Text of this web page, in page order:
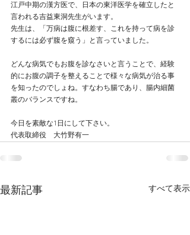
江戸中期の漢方医で、日本の東洋医学を確立したと
言われる吉益東洞先生がいます。
先生は、「万病は腹に根差す、これを持って病を診
するには必ず腹を窺う」と言っていました。
どんな病気でもお腹を診なさいと言うことで、経験
的にお腹の調子を整えることで様々な病気が治る事
を知ったのでしょね。すなわち腸であり、腸内細菌
叢のバランスですね。
今日を素敵な1日にして下さい。
代表取締役　大竹野有一
最新記事 すべて表示